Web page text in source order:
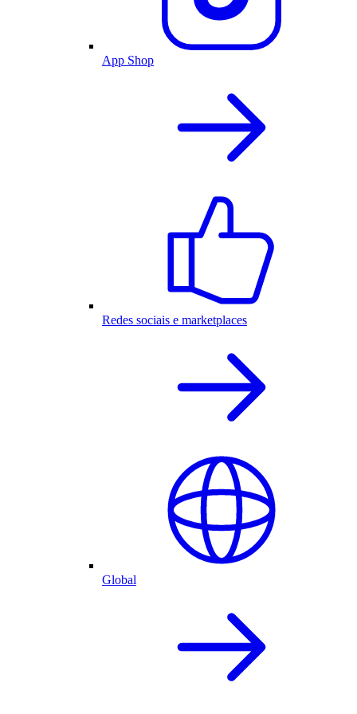
App Shop
Redes sociais e marketplaces
Global